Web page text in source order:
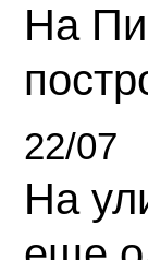
На
22/07
На